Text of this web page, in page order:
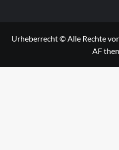
Urheberrecht © Alle Rechte
AF